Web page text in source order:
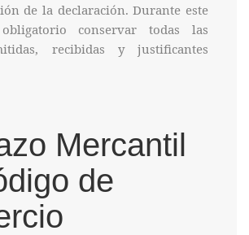
de la declaración. Durante este
conservar todas las
recibidas y justificantes
Mercantil
de